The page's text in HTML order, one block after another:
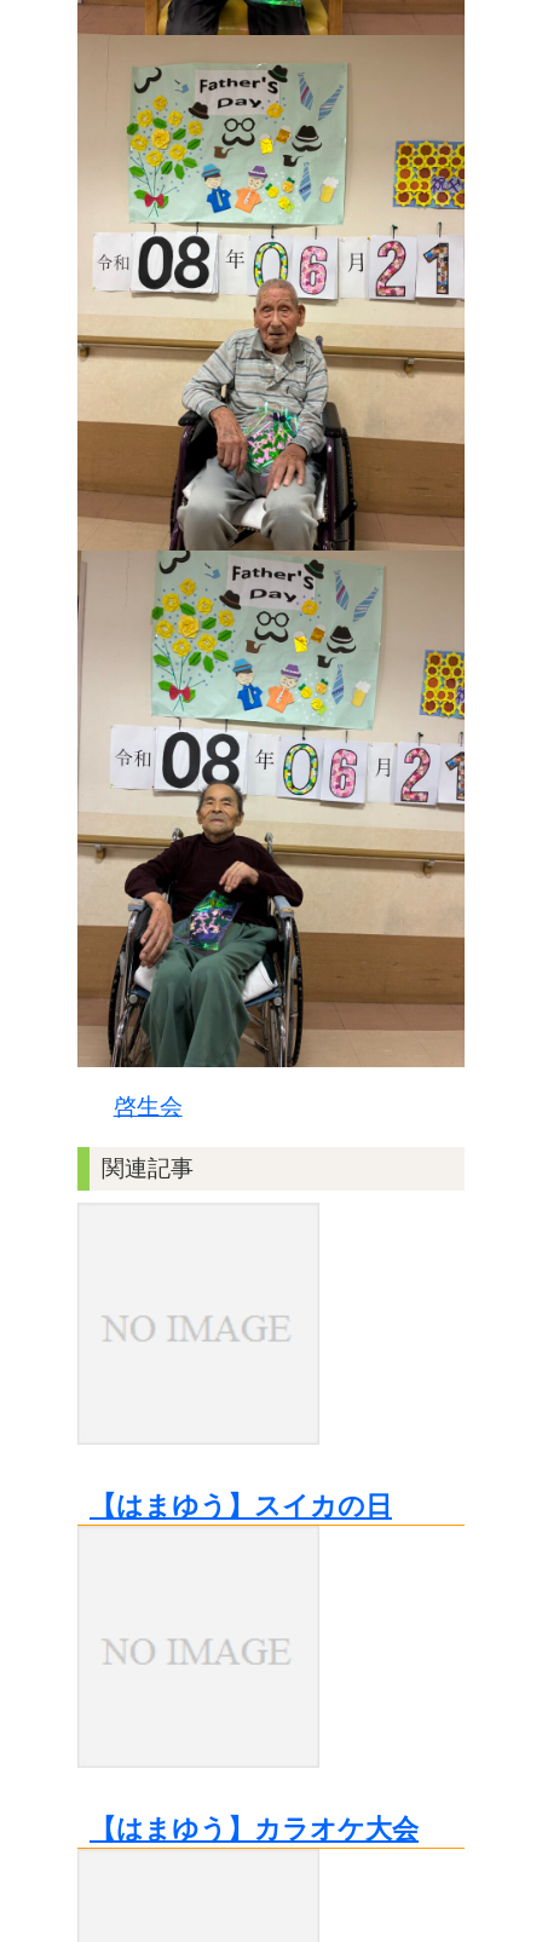
啓生会
関連記事
【はまゆう】スイカの日
【はまゆう】カラオケ大会